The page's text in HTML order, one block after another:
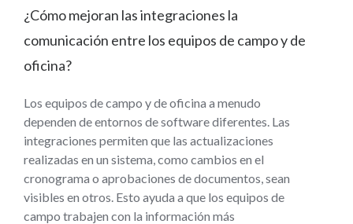
¿Cómo mejoran las integraciones la
comunicación entre los equipos de campo y de
oficina?
Los equipos de campo y de oficina a menudo
dependen de entornos de software diferentes. Las
integraciones permiten que las actualizaciones
realizadas en un sistema, como cambios en el
cronograma o aprobaciones de documentos, sean
visibles en otros. Esto ayuda a que los equipos de
campo trabajen con la información más